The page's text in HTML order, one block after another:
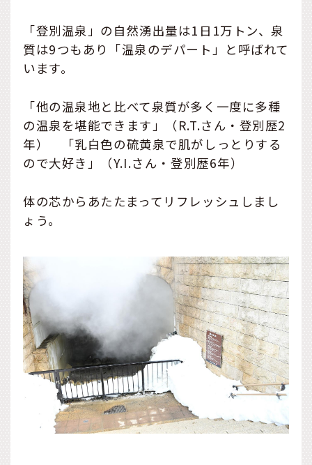
「登別温泉」の自然湧出量は1日1万トン、泉
質は9つもあり「温泉のデパート」と呼ばれて
います。
「他の温泉地と比べて泉質が多く一度に多種
の温泉を堪能できます」（R.T.さん・登別歴2
年） 「乳白色の硫黄泉で肌がしっとりする
ので大好き」（Y.I.さん・登別歴6年）
体の芯からあたたまってリフレッシュしまし
ょう。